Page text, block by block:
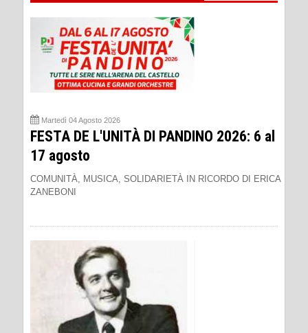
Martedì 04 Agosto 2026
FESTA DE L'UNITÀ DI PANDINO 2026: 6 al
17 agosto
COMUNITÀ, MUSICA, SOLIDARIETÀ IN RICORDO DI ERICA
ZANEBONI